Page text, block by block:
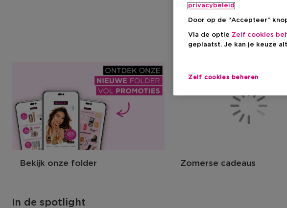
Bekijk onze folder Zomerse cadeaus
In de spotlight
privacybeleid
Door op de “Accepteer”
Via de optie Zelf cookies
geplaatst. Je kan je keuze
Zelf cookies beheren